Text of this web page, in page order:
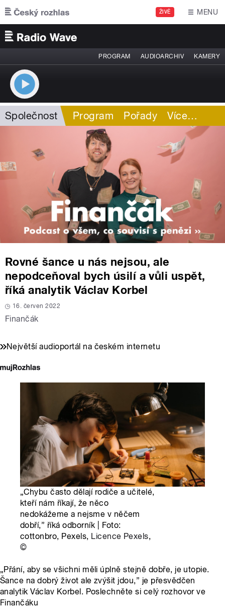
Přejít k hlavnímu obsahu
ŽIVĚ MENU
PROGRAM AUDIOARCHIV KAMERY
Společnost Program Pořady Více…
Rovné šance u nás nejsou, ale
nepodceňoval bych úsilí a vůli uspět,
říká analytik Václav Korbel
16. červen 2022
Finančák
Největší audioportál na českém internetu
„Chybu často dělají rodiče a učitelé,
kteří nám říkají, že něco
nedokážeme a nejsme v něčem
dobří,” říká odborník | Foto:
cottonbro, Pexels, Licence Pexels,
©
„Přání, aby se všichni měli úplně stejně dobře, je utopie.
Šance na dobrý život ale zvýšit jdou,” je přesvědčen
analytik Václav Korbel. Poslechněte si celý rozhovor ve
Finančáku